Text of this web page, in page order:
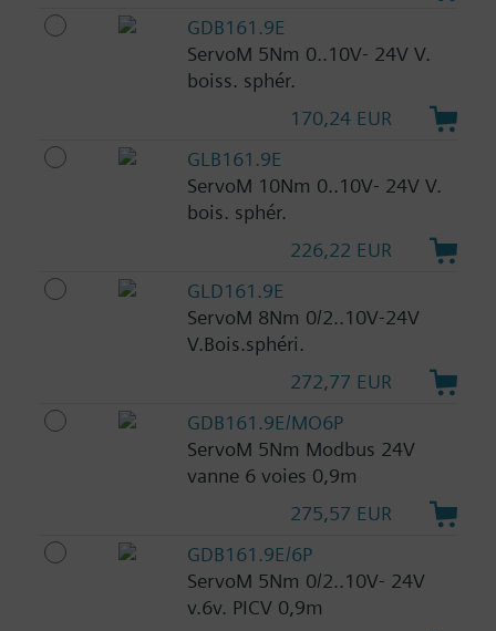
GDB161.9E
ServoM 5Nm 0..10V- 24V V.
boiss. sphér.
170,24 EUR
GLB161.9E
ServoM 10Nm 0..10V- 24V V.
bois. sphér.
226,22 EUR
GLD161.9E
ServoM 8Nm 0/2..10V-24V
V.Bois.sphéri.
272,77 EUR
GDB161.9E/MO6P
ServoM 5Nm Modbus 24V
vanne 6 voies 0,9m
275,57 EUR
GDB161.9E/6P
ServoM 5Nm 0/2..10V- 24V
v.6v. PICV 0,9m